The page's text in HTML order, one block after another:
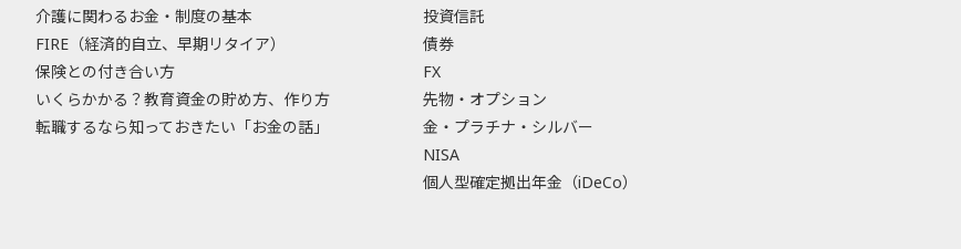
介護に関わるお金・制度の基本
FIRE（経済的自立、早期リタイア）
保険との付き合い方
いくらかかる？教育資金の貯め方、作り方
転職するなら知っておきたい「お金の話」
投資信託
債券
FX
先物・オプション
金・プラチナ・シルバー
NISA
個人型確定拠出年金（iDeCo）